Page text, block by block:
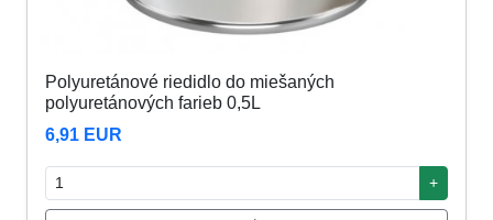
Polyuretánové riedidlo do miešaných
polyuretánových farieb 0,5L
6,91 EUR
+